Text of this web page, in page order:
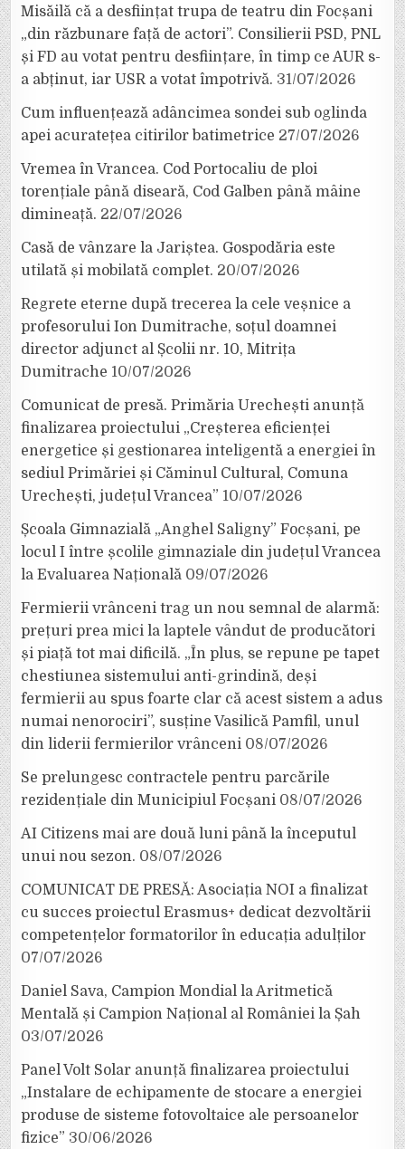
Misăilă că a desființat trupa de teatru din Focșani
„din răzbunare față de actori”. Consilierii PSD, PNL
și FD au votat pentru desființare, în timp ce AUR s-
a abținut, iar USR a votat împotrivă. 31/07/2026
Cum influențează adâncimea sondei sub oglinda
apei acuratețea citirilor batimetrice 27/07/2026
Vremea în Vrancea. Cod Portocaliu de ploi
torențiale până diseară, Cod Galben până mâine
dimineață. 22/07/2026
Casă de vânzare la Jariștea. Gospodăria este
utilată și mobilată complet. 20/07/2026
Regrete eterne după trecerea la cele veșnice a
profesorului Ion Dumitrache, soțul doamnei
director adjunct al Școlii nr. 10, Mitrița
Dumitrache 10/07/2026
Comunicat de presă. Primăria Urechești anunță
finalizarea proiectului „Creșterea eficienței
energetice și gestionarea inteligentă a energiei în
sediul Primăriei și Căminul Cultural, Comuna
Urechești, județul Vrancea” 10/07/2026
Școala Gimnazială „Anghel Saligny” Focșani, pe
locul I între școlile gimnaziale din județul Vrancea
la Evaluarea Națională 09/07/2026
Fermierii vrânceni trag un nou semnal de alarmă:
prețuri prea mici la laptele vândut de producători
și piață tot mai dificilă. „În plus, se repune pe tapet
chestiunea sistemului anti-grindină, deși
fermierii au spus foarte clar că acest sistem a adus
numai nenorociri”, susține Vasilică Pamfil, unul
din liderii fermierilor vrânceni 08/07/2026
Se prelungesc contractele pentru parcările
rezidențiale din Municipiul Focșani 08/07/2026
AI Citizens mai are două luni până la începutul
unui nou sezon. 08/07/2026
COMUNICAT DE PRESĂ: Asociația NOI a finalizat
cu succes proiectul Erasmus+ dedicat dezvoltării
competențelor formatorilor în educația adulților
07/07/2026
Daniel Sava, Campion Mondial la Aritmetică
Mentală și Campion Național al României la Șah
03/07/2026
Panel Volt Solar anunță finalizarea proiectului
„Instalare de echipamente de stocare a energiei
produse de sisteme fotovoltaice ale persoanelor
fizice” 30/06/2026